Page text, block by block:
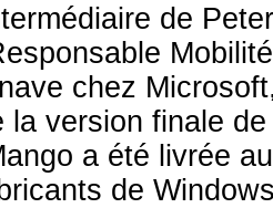
de Peter
chez
la version finale
a été livrée
de